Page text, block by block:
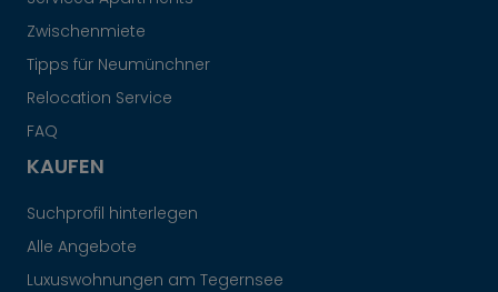
Zwischenmiete
Tipps für Neumünchner
Relocation Service
FAQ
KAUFEN
Suchprofil hinterlegen
Alle Angebote
Luxuswohnungen am Tegernsee